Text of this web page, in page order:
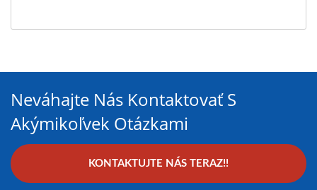
Neváhajte Nás Kontaktovať S
Akýmikoľvek Otázkami
KONTAKTUJTE NÁS TERAZ!!